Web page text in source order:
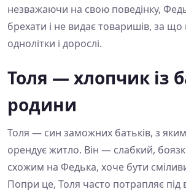
незважаючи на свою поведінку,
брехати і не видає товаришів, за
однолітки і дорослі.
Толя — хлопчик із
родини
Толя — син заможних батьків, з
орендує житло. Він — слабкий,
схожим на Федька, хоче бути
Попри це, Толя часто потрапляє під